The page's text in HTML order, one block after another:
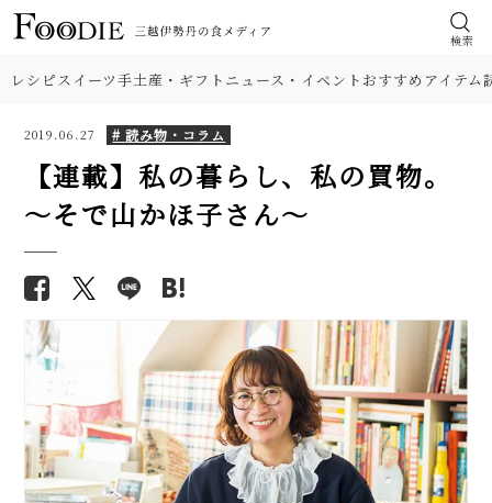
検索
レシピスイーツ手土産・ギフト ニュース・イベントおすすめアイテム
2019.06.27 # 読み物・コラム
【連載】私の暮らし、私の買物。
～そで山かほ子さん〜